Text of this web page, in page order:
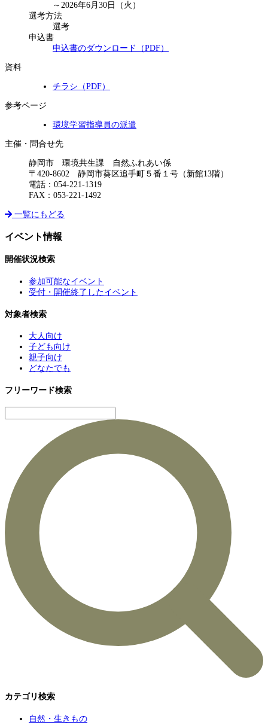
～2026年6月30日（火）
選考方法
選考
申込書
申込書のダウンロード（PDF）
資料
チラシ（PDF）
参考ページ
環境学習指導員の派遣
主催・問合せ先
静岡市 環境共生課 自然ふれあい係
〒420-8602 静岡市葵区追手町５番１号（新館13階）
電話：054-221-1319
FAX：053-221-1492
一覧にもどる
イベント情報
開催状況検索
参加可能なイベント
受付・開催終了したイベント
対象者検索
大人向け
子ども向け
親子向け
どなたでも
フリーワード検索
カテゴリ検索
自然・生きもの